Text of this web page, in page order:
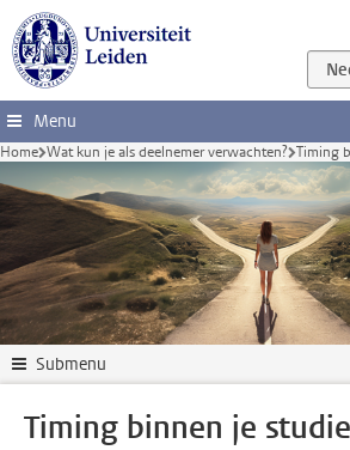
Ga direct naar de inhoud
Menu
Home Wat kun je als deelnemer verwachten? Timing
Submenu
Timing binnen je